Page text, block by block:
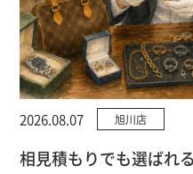
2026.08.07 旭川店
相見積もりでも選ばれ